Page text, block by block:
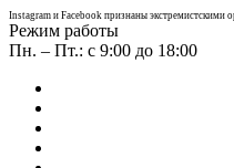
Instagram и Facebook признаны экстремистскими
Режим работы
Пн. – Пт.: с 9:00 до 18:00